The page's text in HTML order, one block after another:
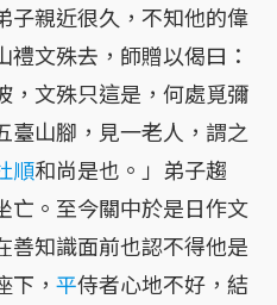
子親近很久，不知他的偉
文殊去，師贈以偈曰：
，文殊只這是，何處覓彌
臺山腳，見一老人，謂之
順和尚是也。」弟子趨
亡。至今關中於是日作文
善知識面前也認不得他是
下， 平侍者心地不好，結